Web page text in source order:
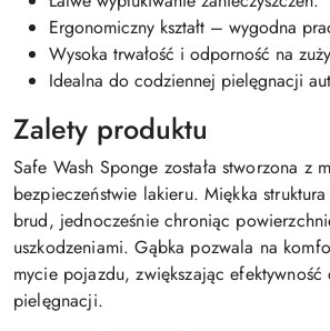
Ergonomiczny kształt – wygodna
Wysoka trwałość i odporność na
Idealna do codziennej pielęgnacji
Zalety produktu
Safe Wash Sponge została stworzona z
bezpieczeństwie lakieru. Miękka
brud, jednocześnie chroniąc
uszkodzeniami. Gąbka pozwala na
mycie pojazdu, zwiększając efektywność
pielęgnacji.